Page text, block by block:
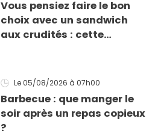
Vous pensiez faire le bon
choix avec un sandwich
aux crudités : cette
Le 05/08/2026 à 07h00
Barbecue : que manger le
soir après un repas copieux
?